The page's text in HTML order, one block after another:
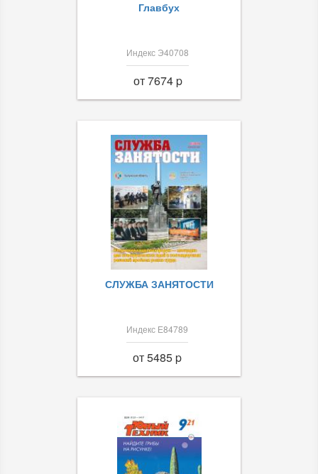
Главбух
Индекс Э40708
от 7674 p
СЛУЖБА ЗАНЯТОСТИ
Индекс Е84789
от 5485 p